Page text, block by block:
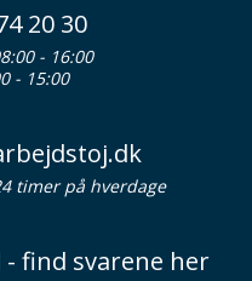
20 30
- 16:00
- 15:00
timer på hverdage
find svarene her